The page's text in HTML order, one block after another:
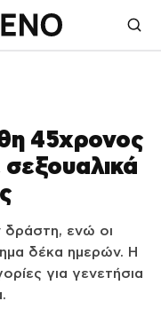
45χρονος
δράστη, ενώ οι
δέκα ημερών. Η
για γενετήσια